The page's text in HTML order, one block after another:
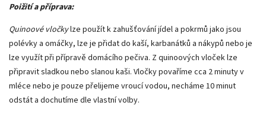
Poižití a příprava:
Quinoové vločkylze použít k zahušťování jídel a pokrmů jako jsou
polévky a omáčky, lze je přidat do kaší, karbanátků a nákypů nebo je
lze využít při přípravě domácího pečiva. Z quinoových vloček lze
připravit sladkou nebo slanou kaši. Vločky povaříme cca 2 minuty v
mléce nebo je pouze přelijeme vroucí vodou, necháme 10 minut
odstát a dochutíme dle vlastní volby.